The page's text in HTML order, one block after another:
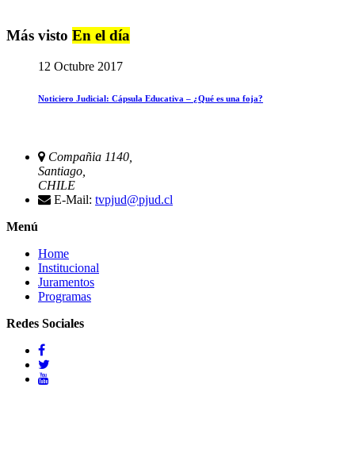
Más visto En el día
12 Octubre 2017
Noticiero Judicial: Cápsula Educativa – ¿Qué es una foja?
Compañia 1140,
Santiago,
CHILE
E-Mail: tvpjud@pjud.cl
Menú
Home
Institucional
Juramentos
Programas
Redes Sociales